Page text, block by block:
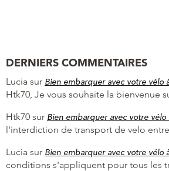
DERNIERS COMMENTAIRES
Lucia sur Bien embarquer avec votre vélo
Htk70, Je vous souhaite la bienvenue
Htk70 sur Bien embarquer avec votre vélo
l'interdiction de transport de velo
Lucia sur Bien embarquer avec votre vélo
conditions s'appliquent pour tous les